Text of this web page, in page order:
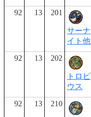
92
13 201
サーナ
イト他
92
13 202
トロピ
ウス
92
13 210